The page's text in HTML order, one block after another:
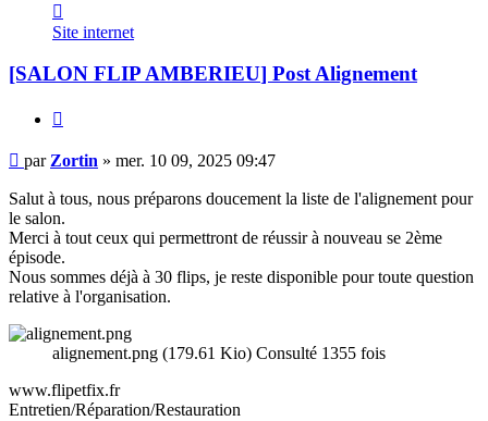
Zortin
Site internet
[SALON FLIPAMBERIEU] Post Alignement
Message
par Zortin » mer. 10 09, 2025 09:47
Salut à tous, nous préparons doucement la liste de l'alignement pour
le salon.
Merci à tout ceux qui permettront de réussir à nouveau se 2ème
épisode.
Nous sommes déjà à 30 flips, je reste disponible pour toute question
relative à l'organisation.
alignement.png (179.61 Kio) Consulté 1355 fois
www.flipetfix.fr
Entretien/Réparation/Restauration